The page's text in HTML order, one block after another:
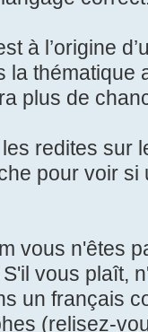
à l’origine
la thématique
plus de
redites sur
pour voir si
vous n'êtes
vous plaît,
un français
(relisez-